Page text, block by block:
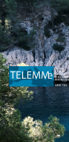
Aller
au
contenu